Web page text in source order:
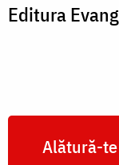
Editura
Alătură-